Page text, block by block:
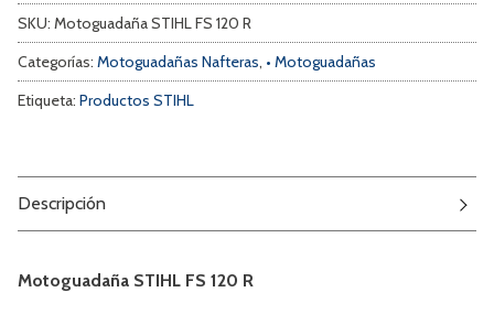
SKU: Motoguadaña STIHL FS 120 R
Categorías: Motoguadañas Nafteras, • Motoguadañas
Etiqueta: Productos STIHL
Descripción
Motoguadaña STIHL FS 120 R